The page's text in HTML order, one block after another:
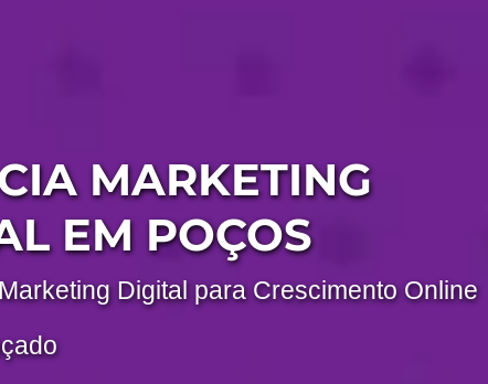
MARKETING
EM POÇOS
Digital para Crescimento Online